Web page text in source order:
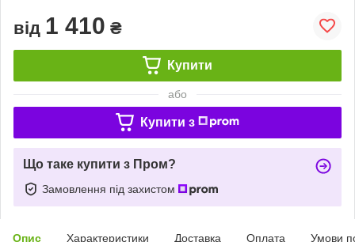
від 1 410 ₴
Купити
або
Купити з
Що таке купити з Пром?
Замовлення під захистом
Опис Характеристики Доставка Оплата Умови